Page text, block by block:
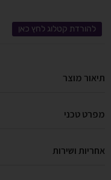
להורדת קטלוג לחץ כאן
תיאור מוצר
מפרט טכני
אחריות ושירות